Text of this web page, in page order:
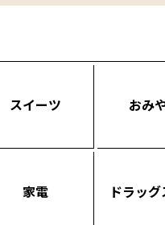
スイーツ おみ
家電 ドラッ